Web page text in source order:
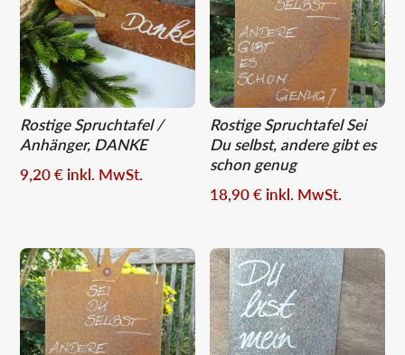
Rostige Spruchtafel /
Anhänger, DANKE
9,20€ inkl. MwSt.
Rostige Spruchtafel Sei
Du selbst, andere gibt es
schon genug
18,90€ inkl. MwSt.